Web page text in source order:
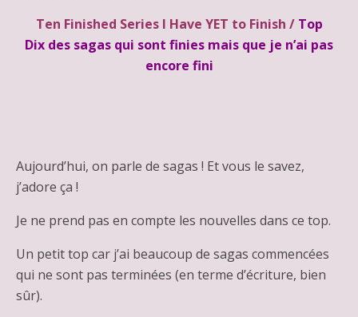
Ten Finished Series I Have YET to Finish /Top
Dix des sagas qui sont finies mais que je n’ai pas
encore fini
Aujourd’hui, on parle de sagas ! Et vous le savez,
j’adore ça !
Je ne prend pas en compte les nouvelles dans ce top.
Un petit top car j’ai beaucoup de sagas commencées
qui ne sont pas terminées (en terme d’écriture, bien
sûr).